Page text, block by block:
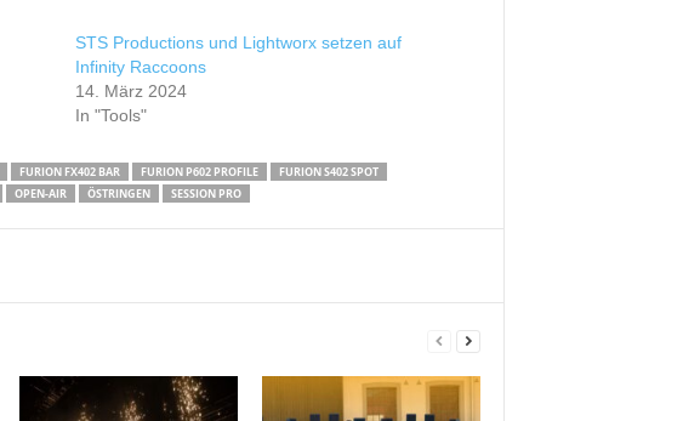
STS Productions und Lightworx setzen auf
Infinity Raccoons
14. März 2024
In "Tools"
FURION FX402 BAR FURION P602 PROFILE
FURION S402 SPOT
OPEN-AIR ÖSTRINGEN SESSION PRO